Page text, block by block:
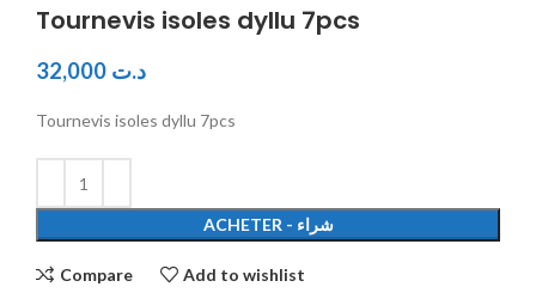
Tournevis isoles dyllu 7pcs
د.ت
Tournevis isoles dyllu 7pcs
ACHETER - شراء
Compare Add to wishlist